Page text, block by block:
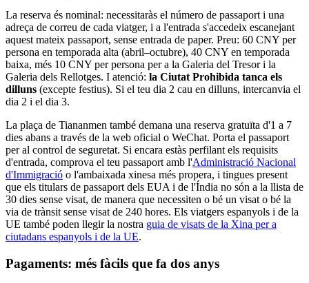
La reserva és nominal: necessitaràs el número de passaport i una
adreça de correu de cada viatger, i a l'entrada s'accedeix escanejant
aquest mateix passaport, sense entrada de paper. Preu: 60 CNY per
persona en temporada alta (abril–octubre), 40 CNY en temporada
baixa, més 10 CNY per persona per a la Galeria del Tresor i la
Galeria dels Rellotges. I atenció: la Ciutat Prohibida tanca els
dilluns (excepte festius). Si el teu dia 2 cau en dilluns, intercanvia el
dia 2 i el dia 3.
La plaça de Tiananmen també demana una reserva gratuïta d'1 a 7
dies abans a través de la web oficial o WeChat. Porta el passaport
per al control de seguretat. Si encara estàs perfilant els requisits
d'entrada, comprova el teu passaport amb l'Administració Nacional
d'Immigració o l'ambaixada xinesa més propera, i tingues present
que els titulars de passaport dels EUA i de l'Índia no són a la llista de
30 dies sense visat, de manera que necessiten o bé un visat o bé la
via de trànsit sense visat de 240 hores. Els viatgers espanyols i de la
UE també poden llegir la nostra guia de visats de la Xina per a
ciutadans espanyols i de la UE.
Pagaments: més fàcils que fa dos anys